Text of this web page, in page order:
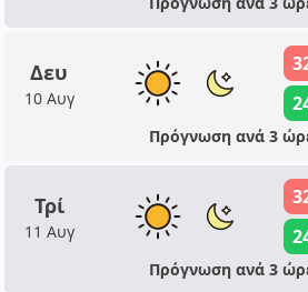
Δευ
10 Αυγ
Πρόγνωση ανά 3
Τρί
11 Αυγ
Πρόγνωση ανά 3